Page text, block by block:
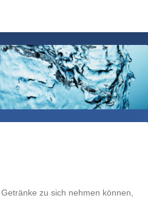
zu sich nehmen können,